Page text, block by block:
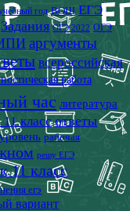
год ВОШ ЕГЭ
Задания ОГЭ 2022 ОГЭ
аргументы
всероссийская
работа
час литература
классответы
рабочая
решу ЕГЭ
11 класс
егэ
вариант